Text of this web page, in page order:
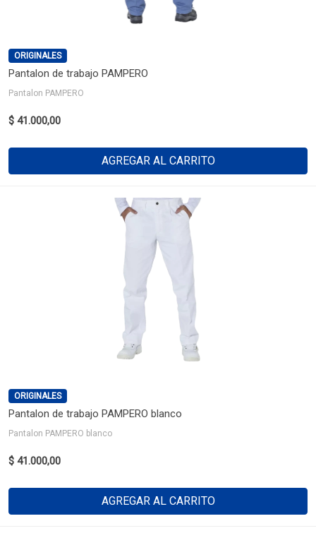
ORIGINALES
Pantalon de trabajo PAMPERO
Pantalon PAMPERO
$ 41.000,00
AGREGAR AL CARRITO
ORIGINALES
Pantalon de trabajo PAMPERO blanco
Pantalon PAMPERO blanco
$ 41.000,00
AGREGAR AL CARRITO